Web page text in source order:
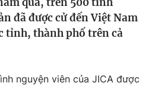
đã được cử đến Việt Nam
tỉnh, thành phố trên cả
nguyện viên của JICA được